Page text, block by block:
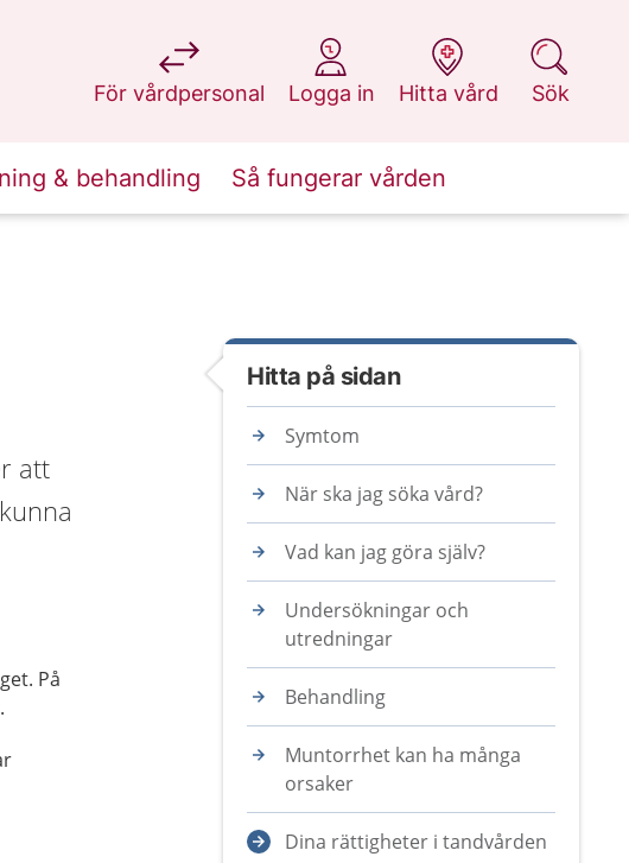
För vårdpersonal
på 1177.se
Logga in
på 1177.se
Hitta vård
på 1177.se
Sök
på 1177.se
& behandling Så fungerar vården
att
På
Hitta på sidan
Symtom
När ska jag söka vård?
Vad kan jag göra själv?
Undersökningar och
utredningar
Behandling
Muntorrhet kan ha många
orsaker
Dina rättigheter i tandvården